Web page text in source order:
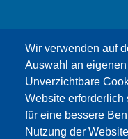
Wir verwenden auf
Auswahl an
Unverzichtbare
Website
für eine bessere
Nutzung der